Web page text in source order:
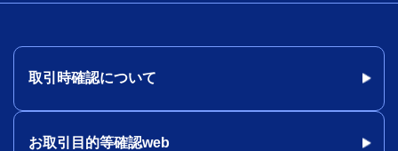
取引時確認について
お取引目的等確認web